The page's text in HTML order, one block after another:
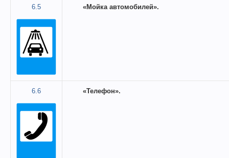
6.5 «Мойка автомобилей».
6.6 «Телефон».